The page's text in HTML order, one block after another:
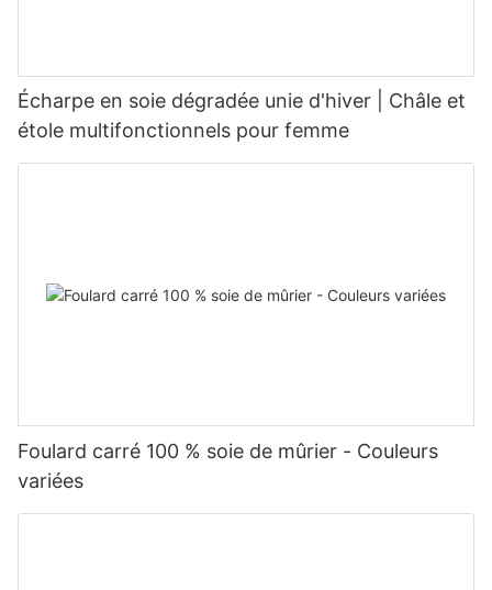
Écharpe en soie dégradée unie d'hiver | Châle et
étole multifonctionnels pour femme
Foulard carré 100 % soie de mûrier - Couleurs
variées